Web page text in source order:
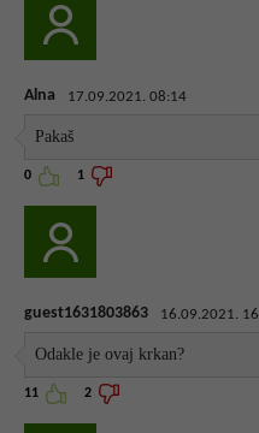
Alna 17.09.2021. 08:14
Pakaš
0 1
guest1631803863 16.09.2021.
Odakle je ovaj krkan?
11 2